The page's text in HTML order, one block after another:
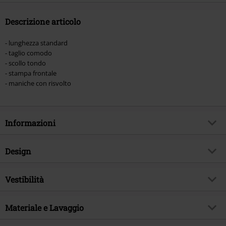
Descrizione articolo
- lunghezza standard
- taglio comodo
- scollo tondo
- stampa frontale
- maniche con risvolto
Informazioni
Codice articolo
Genere Musicale
Autografato
Design
Tipologia prodotto
Stampato
Vestibilità
Vestibilità/Top
Materiale e Lavaggio